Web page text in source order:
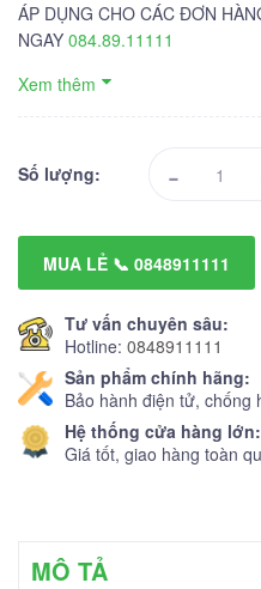
ÁP DỤNG CHO CÁC ĐƠN
NGAY 084.89.11111
Xem thêm
Số lượng: -
MUA LẺ 📞 0848911111
Tư vấn chuyên sâu:
Hotline: 0848911111
Sản phẩm chính hãng:
Bảo hành điện tử, chống
Hệ thống cửa hàng lớn:
Giá tốt, giao hàng toàn
MÔ TẢ